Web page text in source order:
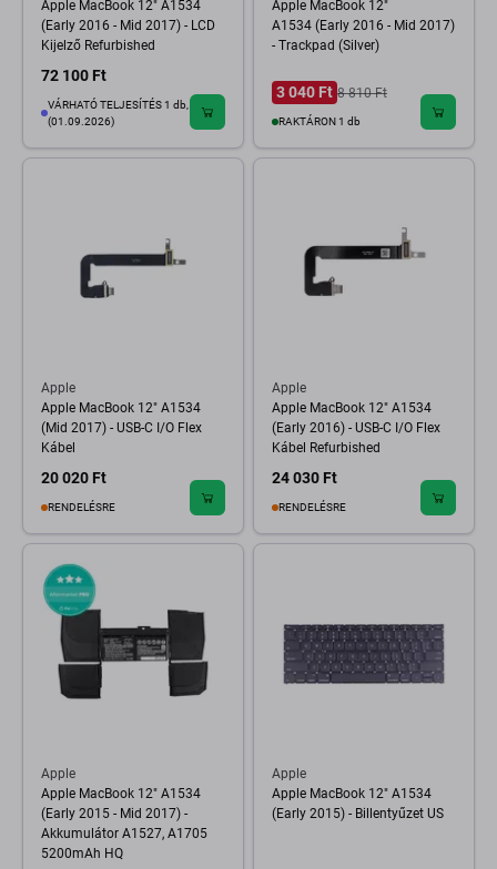
Apple MacBook 12" A1534
(Early 2016 - Mid 2017) - LCD
Kijelző Refurbished
72 100 Ft
VÁRHATÓ TELJESÍTÉS 1 db,
(01.09.2026)
Apple MacBook 12"
A1534 (Early 2016 - Mid 2017)
- Trackpad (Silver)
3 040 Ft 8 810 Ft
RAKTÁRON 1 db
Apple
Apple MacBook 12" A1534
(Mid 2017) - USB-C I/O Flex
Kábel
20 020 Ft
RENDELÉSRE
Apple
Apple MacBook 12" A1534
(Early 2016) - USB-C I/O Flex
Kábel Refurbished
24 030 Ft
RENDELÉSRE
Apple
Apple MacBook 12" A1534
(Early 2015 - Mid 2017) -
Akkumulátor A1527, A1705
5200mAh HQ
Apple
Apple MacBook 12" A1534
(Early 2015) - Billentyűzet US